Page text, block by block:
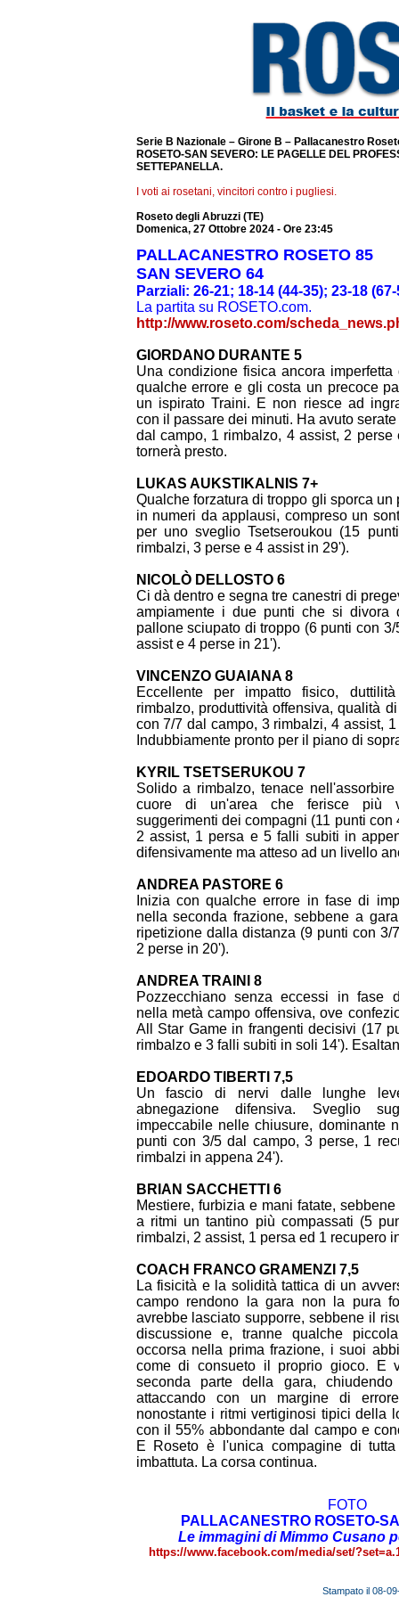
Serie B Nazionale – Girone B – Pallacanestro
ROSETO-SAN SEVERO: LE PAGELLE DEL
SETTEPANELLA.
I voti ai rosetani, vincitori contro i pugliesi.
Roseto degli Abruzzi (TE)
Domenica, 27 Ottobre 2024 - Ore 23:45
PALLACANESTRO ROSETO 85
SAN SEVERO 64
Parziali: 26-21; 18-14 (44-35); 23-18
La partita su ROSETO.com.
http://www.roseto.com/
GIORDANO DURANTE 5
Una condizione fisica ancora
qualche errore e gli costa un precoce
un ispirato Traini. E non riesce ad
con il passare dei minuti. Ha avuto
dal campo, 1 rimbalzo, 4 assist, 2
tornerà presto.
LUKAS AUKSTIKALNIS 7+
Qualche forzatura di troppo gli sporca
in numeri da applausi, compreso un
per uno sveglio Tsetseroukou (15
rimbalzi, 3 perse e 4 assist in 29').
NICOLÒ DELLOSTO 6
Ci dà dentro e segna tre canestri di
ampiamente i due punti che si divora
pallone sciupato di troppo (6 punti con
assist e 4 perse in 21').
VINCENZO GUAIANA 8
Eccellente per impatto fisico,
rimbalzo, produttività offensiva, qualità
con 7/7 dal campo, 3 rimbalzi, 4 assist,
Indubbiamente pronto per il piano di
KYRIL TSETSERUKOU 7
Solido a rimbalzo, tenace
cuore di un'area che ferisce più
suggerimenti dei compagni (11 punti con
2 assist, 1 persa e 5 falli subiti in
difensivamente ma atteso ad un livello
ANDREA PASTORE 6
Inizia con qualche errore in fase di
nella seconda frazione, sebbene a
ripetizione dalla distanza (9 punti con 3/
2 perse in 20').
ANDREA TRAINI 8
Pozzecchiano senza eccessi in fase
nella metà campo offensiva, ove
All Star Game in frangenti decisivi (17
rimbalzo e 3 falli subiti in soli 14').
EDOARDO TIBERTI 7,5
Un fascio di nervi dalle lunghe
abnegazione difensiva. Sveglio
impeccabile nelle chiusure, dominante
punti con 3/5 dal campo, 3 perse, 1
rimbalzi in appena 24').
BRIAN SACCHETTI 6
Mestiere, furbizia e mani fatate,
a ritmi un tantino più compassati (5
rimbalzi, 2 assist, 1 persa ed 1 recupero
COACH FRANCO GRAMENZI 7,5
La fisicità e la solidità tattica di un
campo rendono la gara non la pura
avrebbe lasciato supporre, sebbene il
discussione e, tranne qualche
occorsa nella prima frazione, i suoi
come di consueto il proprio gioco. E
seconda parte della gara,
attaccando con un margine di
nonostante i ritmi vertiginosi tipici della
con il 55% abbondante dal campo e
E Roseto è l'unica compagine di
imbattuta. La corsa continua.
FOTO
PALLACANESTRO ROSETO-
Le immagini di Mimmo Cusano
https://www.facebook.com/media/set/
Stampato il 08-